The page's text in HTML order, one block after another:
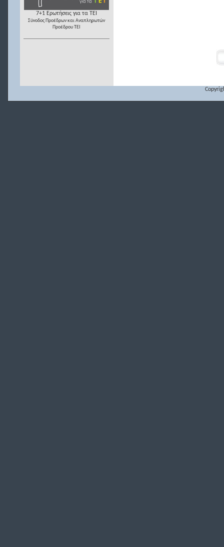
7+1 Ερωτήσεις για τα ΤΕΙ
Σύνοδος Προέδρων και Αναπληρωτών
Προέδρου ΤΕΙ